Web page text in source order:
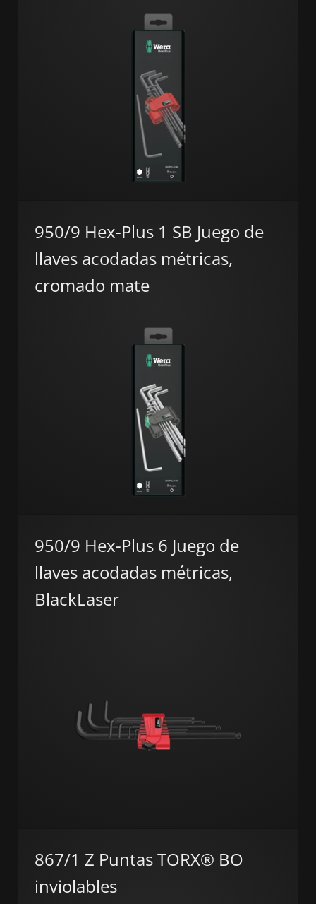
950/9 Hex-Plus 1 SB Juego de
llaves acodadas métricas,
cromado mate
950/9 Hex-Plus 6 Juego de
llaves acodadas métricas,
BlackLaser
867/1 Z Puntas TORX® BO
inviolables